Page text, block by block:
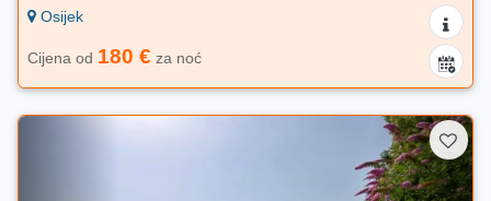
Osijek
Cijena od 180 € za noć